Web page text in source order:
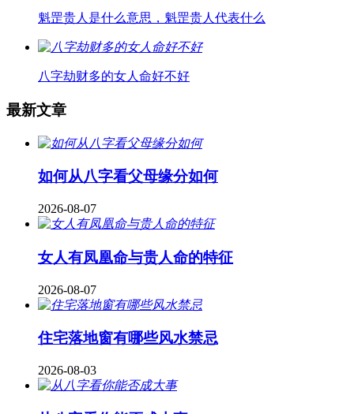
魁罡贵人是什么意思，魁罡贵人代表什么
八字劫财多的女人命好不好
最新文章
如何从八字看父母缘分如何
2026-08-07
女人有凤凰命与贵人命的特征
2026-08-07
住宅落地窗有哪些风水禁忌
2026-08-03